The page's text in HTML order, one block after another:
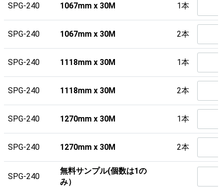
SPG-240 1067mm x 30M 1本
SPG-240 1067mm x 30M 2本
SPG-240 1118mm x 30M 1本
SPG-240 1118mm x 30M 2本
SPG-240 1270mm x 30M 1本
SPG-240 1270mm x 30M 2本
SPG-240
無料サンプル(個数は1の
み）